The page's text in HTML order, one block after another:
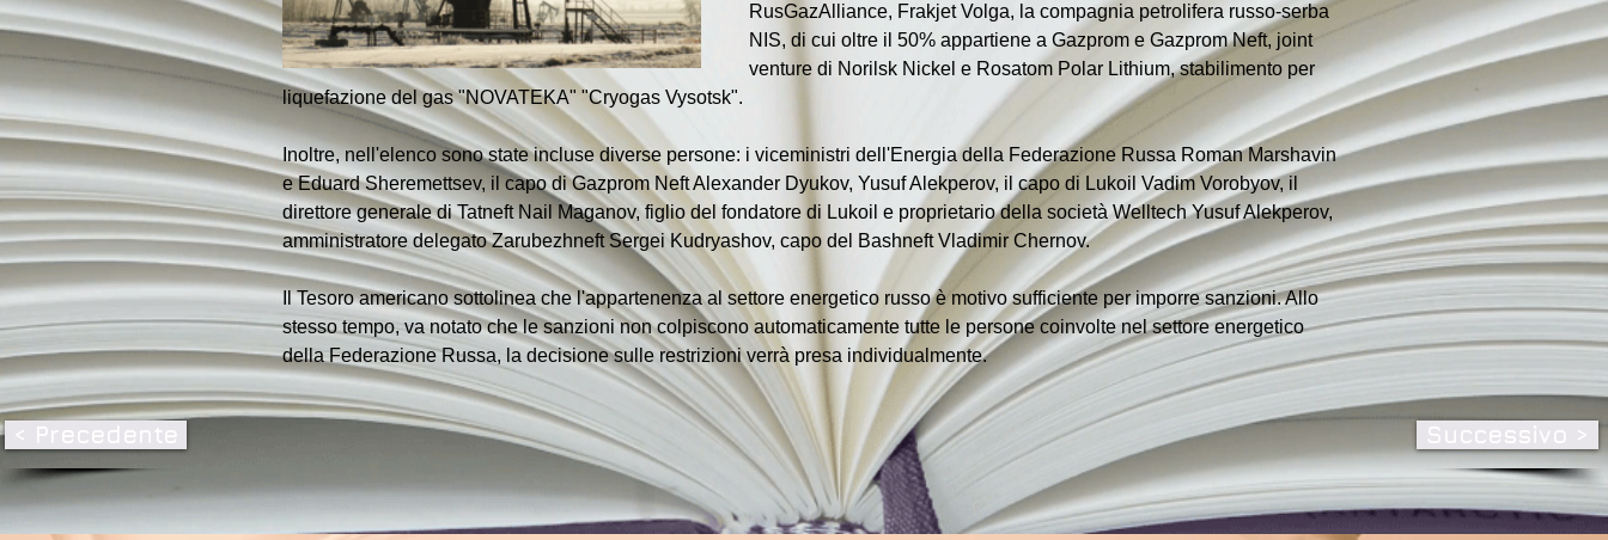
RusGazAlliance, Frakjet Volga, la compagnia petrolifera russo-serba
NIS, di cui oltre il 50% appartiene a Gazprom e Gazprom Neft, joint
venture di Norilsk Nickel e Rosatom Polar Lithium, stabilimento per
liquefazione del gas "NOVATEKA" "Cryogas Vysotsk".
Inoltre, nell'elenco sono state incluse diverse persone: i viceministri dell'Energia della Federazione Russa Roman Marshavin
e Eduard Sheremettsev, il capo di Gazprom Neft Alexander Dyukov, Yusuf Alekperov, il capo di Lukoil Vadim Vorobyov, il
direttore generale di Tatneft Nail Maganov, figlio del fondatore di Lukoil e proprietario della società Welltech Yusuf Alekperov,
amministratore delegato Zarubezhneft Sergei Kudryashov, capo del Bashneft Vladimir Chernov.
Il Tesoro americano sottolinea che l'appartenenza al settore energetico russo è motivo sufficiente per imporre sanzioni. Allo
stesso tempo, va notato che le sanzioni non colpiscono automaticamente tutte le persone coinvolte nel settore energetico
della Federazione Russa, la decisione sulle restrizioni verrà presa individualmente.
< Precedente Successivo >